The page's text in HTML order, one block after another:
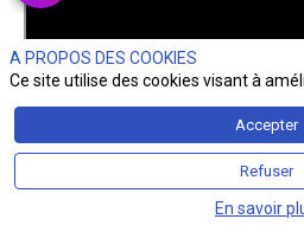
A PROPOS DES COOKIES
Ce site utilise des cookies visant à
Accepter
Refuser
En savoir